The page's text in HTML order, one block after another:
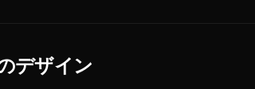
デザイン